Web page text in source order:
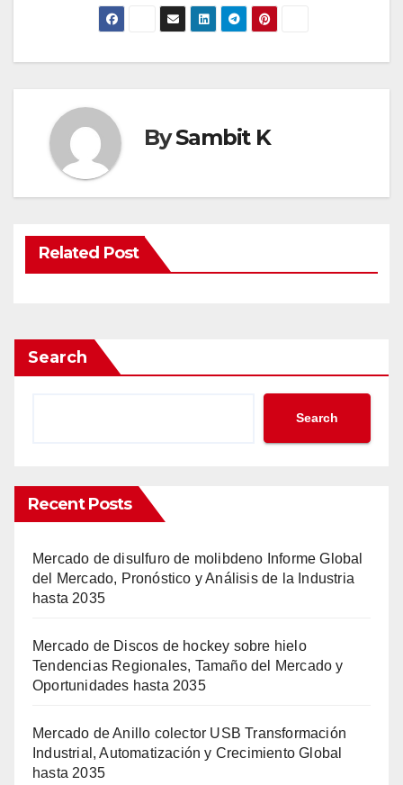
BySambit K
Related Post
Search
Search
Recent Posts
Mercado de disulfuro de molibdeno Informe Global
del Mercado, Pronóstico y Análisis de la Industria
hasta 2035
Mercado de Discos de hockey sobre hielo
Tendencias Regionales, Tamaño del Mercado y
Oportunidades hasta 2035
Mercado de Anillo colector USB Transformación
Industrial, Automatización y Crecimiento Global
hasta 2035